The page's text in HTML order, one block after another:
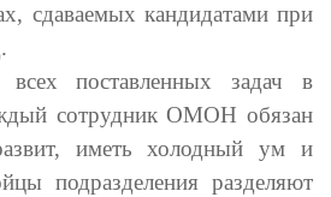
сдаваемых кандидатами при
поставленных задач в
сотрудник ОМОН обязан
иметь холодный ум и
подразделения разделяют